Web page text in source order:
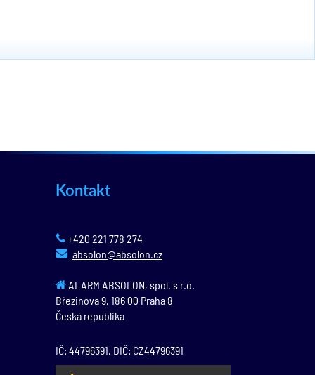
Kontakt
+420 221 778 274
absolon@absolon.cz
ALARM ABSOLON, spol. s r.o.
Březinova 9, 186 00 Praha 8
Česká republika
IČ: 44796391, DIČ: CZ44796391